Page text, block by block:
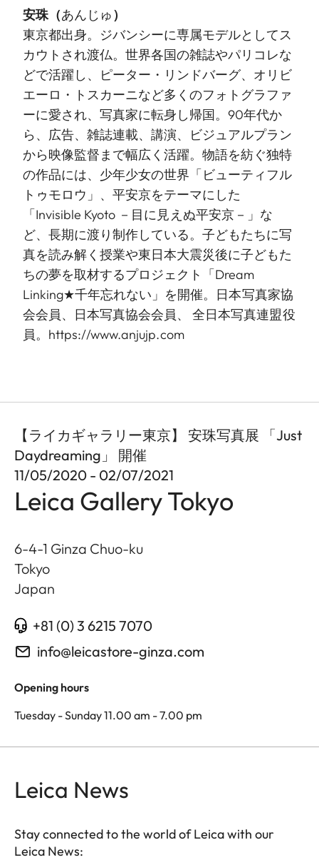
安珠（あんじゅ）
東京都出身。ジバンシーに専属モデルとしてス
カウトされ渡仏。世界各国の雑誌やパリコレな
どで活躍し、ピーター・リンドバーグ、オリビ
エーロ・トスカーニなど多くのフォトグラファ
ーに愛され、写真家に転身し帰国。90年代か
ら、広告、雑誌連載、講演、ビジュアルプラン
から映像監督まで幅広く活躍。物語を紡ぐ独特
の作品には、少年少女の世界「ビューティフル
トゥモロウ」、平安京をテーマにした
「Invisible Kyoto －目に見えぬ平安京－」な
ど、長期に渡り制作している。子どもたちに写
真を読み解く授業や東日本大震災後に子どもた
ちの夢を取材するプロジェクト「Dream
Linking★千年忘れない」を開催。日本写真家協
会会員、日本写真協会会員、 全日本写真連盟役
員。https://www.anjujp.com
【ライカギャラリー東京】 安珠写真展 「Just
Daydreaming」 開催
11/05/2020 - 02/07/2021
Leica Gallery Tokyo
6-4-1 Ginza Chuo-ku
Tokyo
Japan
+81 (0) 3 6215 7070
info@leicastore-ginza.com
Opening hours
Tuesday - Sunday 11.00 am - 7.00 pm
Leica News
Stay connected to the world of Leica with our
Leica News: